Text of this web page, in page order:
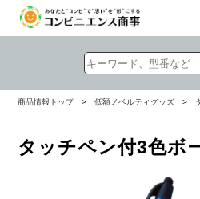
商品情報トップ > 低額ノベルティグッズ >
タッチペン付3色ボ